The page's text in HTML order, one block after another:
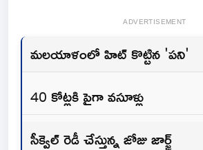
ADVERTISEMENT
మలయాళంలో హిట్ కొట్టిన 'పని'
40 కోట్లకి పైగా వసూళ్లు
సీక్వెల్ రెడీ చేస్తున్న జోజు జార్జ్